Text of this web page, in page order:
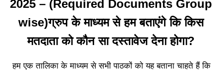
2025 – (Required Documents Group
wise)ग्रुप के माध्यम से हम बताएंगे कि किस
मतदाता को कौन सा दस्तावेज देना होगा?
हम एक तालिका के माध्यम से सभी पाठकों को यह बताना चाहते हैं कि